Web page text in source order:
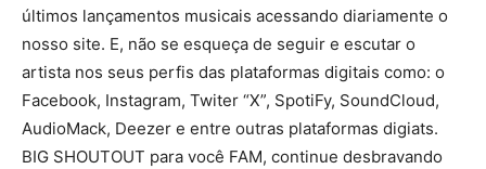
últimos lançamentos musicais acessando diariamente o
nosso site. E, não se esqueça de seguir e escutar o
artista nos seus perfis das plataformas digitais como: o
Facebook, Instagram, Twiter “X”, SpotiFy, SoundCloud,
AudioMack, Deezer e entre outras plataformas digiats.
BIG SHOUTOUT para você FAM, continue desbravando